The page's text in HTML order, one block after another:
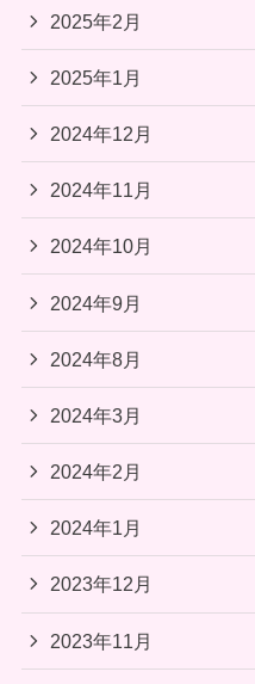
2025年2月
2025年1月
2024年12月
2024年11月
2024年10月
2024年9月
2024年8月
2024年3月
2024年2月
2024年1月
2023年12月
2023年11月